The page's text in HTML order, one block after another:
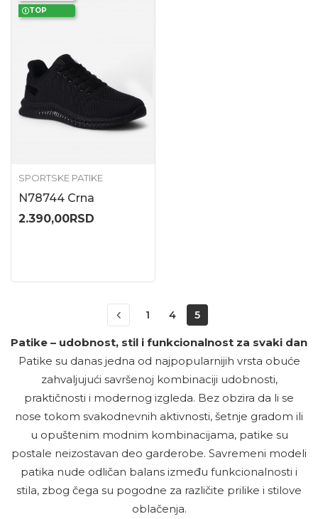
TOP
SPORTSKE PATIKE
N78744 Crna
2.390,00RSD
1 4 5
Patike – udobnost, stil i funkcionalnost za svaki dan
Patike su danas jedna od najpopularnijih vrsta obuće
zahvaljujući savršenoj kombinaciji udobnosti,
praktičnosti i modernog izgleda. Bez obzira da li se
nose tokom svakodnevnih aktivnosti, šetnje gradom ili
u opuštenim modnim kombinacijama, patike su
postale neizostavan deo garderobe. Savremeni modeli
patika nude odličan balans između funkcionalnosti i
stila, zbog čega su pogodne za različite prilike i stilove
oblačenja.